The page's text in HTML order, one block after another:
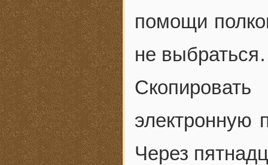
помощи
не
электронную
Через